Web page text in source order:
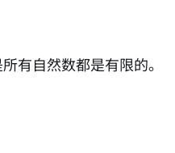
有自然数都是有限的。